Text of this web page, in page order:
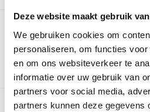
Deze website maakt gebruik
We gebruiken cookies om
personaliseren, om functies
en om ons websiteverkeer te
informatie over uw gebruik van
partners voor social media,
partners kunnen deze gegevens
Productomschrijving
Snel afval kwijt tijdens het
gerechten maar wel op een stijlvolle
design Boretti hoes in grijs bergt je
op. Geschikt voor de Boretti Ibrido,
Bekijk dit product in onze